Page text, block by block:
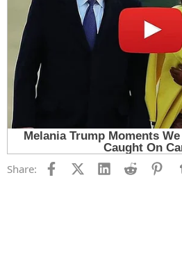
Share: FacebookX (Twitter)
LinkedInReddit